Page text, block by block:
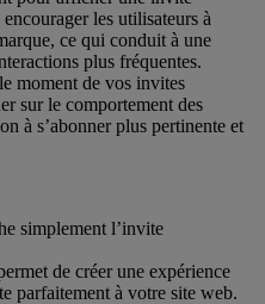
les utilisateurs à
ce qui conduit à une
plus fréquentes.
moment de vos invites
sur le comportement des
à s’abonner plus pertinente et
simplement l’invite
de créer une expérience
parfaitement à votre site web.